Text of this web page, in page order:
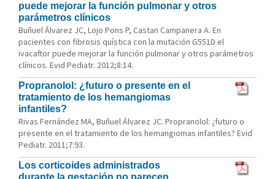
puede mejorar la función pulmonar y otros
parámetros clínicos
Buñuel Álvarez JC, Lojo Pons P, Castan Campanera A. En
pacientes con fibrosis quística con la mutación G551D el
ivacaftor puede mejorar la función pulmonar y otros parámetros
clínicos. Evid Pediatr. 2012;8:14.
Propranolol: ¿futuro o presente en el
tratamiento de los hemangiomas
infantiles?
Rivas Fernández MA, Buñuel Álvarez JC. Propranolol: ¿futuro o
presente en el tratamiento de los hemangiomas infantiles? Evid
Pediatr. 2011;7:93.
Los corticoides administrados
durante la gestación no parecen